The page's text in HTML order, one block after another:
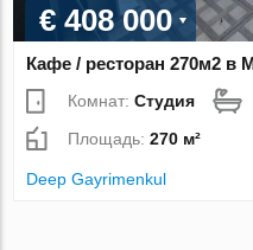
€ 408 000
Кафе / ресторан 270м2 в
Комнат:Студия
Площадь:270 м²
Deep Gayrimenkul